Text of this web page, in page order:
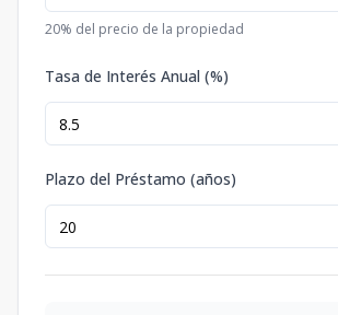
20% del precio de la propiedad
Tasa de Interés Anual (%)
Plazo del Préstamo (años)